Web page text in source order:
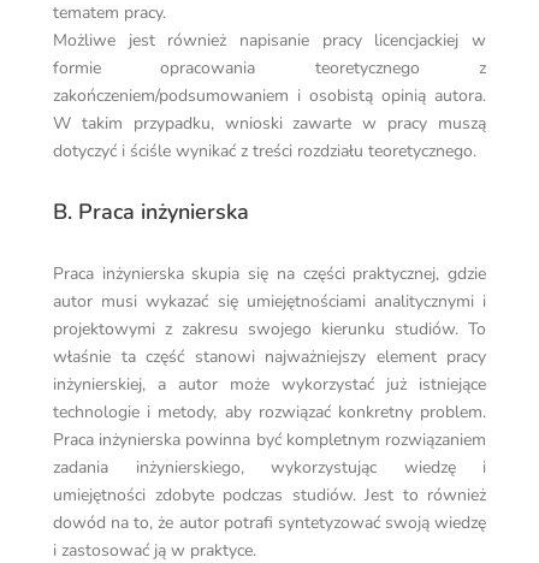
tematem pracy.
Możliwe jest również napisanie pracy licencjackiej w
formie opracowania teoretycznego z
zakończeniem/podsumowaniem i osobistą opinią autora.
W takim przypadku, wnioski zawarte w pracy muszą
dotyczyć i ściśle wynikać z treści rozdziału teoretycznego.
B. Praca inżynierska
Praca inżynierska skupia się na części praktycznej, gdzie
autor musi wykazać się umiejętnościami analitycznymi i
projektowymi z zakresu swojego kierunku studiów. To
właśnie ta część stanowi najważniejszy element pracy
inżynierskiej, a autor może wykorzystać już istniejące
technologie i metody, aby rozwiązać konkretny problem.
Praca inżynierska powinna być kompletnym rozwiązaniem
zadania inżynierskiego, wykorzystując wiedzę i
umiejętności zdobyte podczas studiów. Jest to również
dowód na to, że autor potrafi syntetyzować swoją wiedzę
i zastosować ją w praktyce.